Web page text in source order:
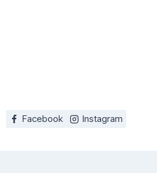
Facebook Instagram